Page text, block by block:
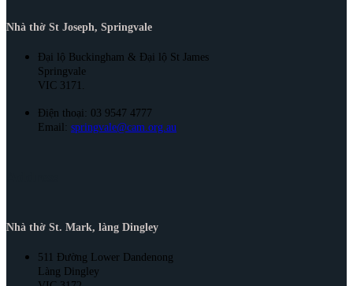
Nhà thờ St Joseph, Springvale
Đại lộ Buckingham & Đại lộ St James
Springvale
VIC 3171.
Điện thoại: 03 9547 4777
Email: springvale@cam.org.au
Nhà thờ St. Mark, làng Dingley
511 Đường Lower Dandenong
Làng Dingley